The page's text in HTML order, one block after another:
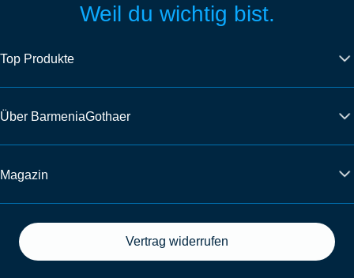
Weil du wichtig bist.
Top Produkte
Über BarmeniaGothaer
Magazin
Vertrag widerrufen